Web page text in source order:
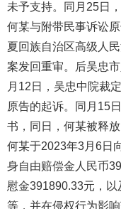
未予支持。同月25日
何某与附带民事诉讼
夏回族自治区高级人
案发回重审。后吴忠
月12日，吴忠中院裁
原告的起诉。同月15
书，同日，何某被释
何某于2023年3月6日
身自由赔偿金人民币
慰金391890.33元，
等，并在侵权行为影